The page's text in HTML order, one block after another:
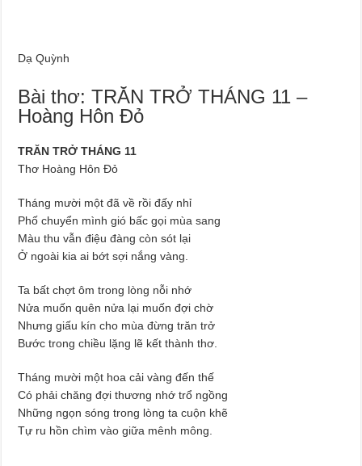
Dạ Quỳnh
Bài thơ: TRĂN TRỞ THÁNG 11 –
Hoàng Hôn Đỏ
TRĂN TRỞ THÁNG 11
Thơ Hoàng Hôn Đỏ
Tháng mười một đã về rồi đấy nhỉ
Phố chuyển mình gió bấc gọi mùa sang
Màu thu vẫn điệu đàng còn sót lại
Ở ngoài kia ai bớt sợi nắng vàng.
Ta bất chợt ôm trong lòng nỗi nhớ
Nửa muốn quên nửa lại muốn đợi chờ
Nhưng giấu kín cho mùa đừng trăn trở
Bước trong chiều lặng lẽ kết thành thơ.
Tháng mười một hoa cải vàng đến thế
Có phải chăng đợi thương nhớ trổ ngồng
Những ngọn sóng trong lòng ta cuộn khẽ
Tự ru hồn chìm vào giữa mênh mông.